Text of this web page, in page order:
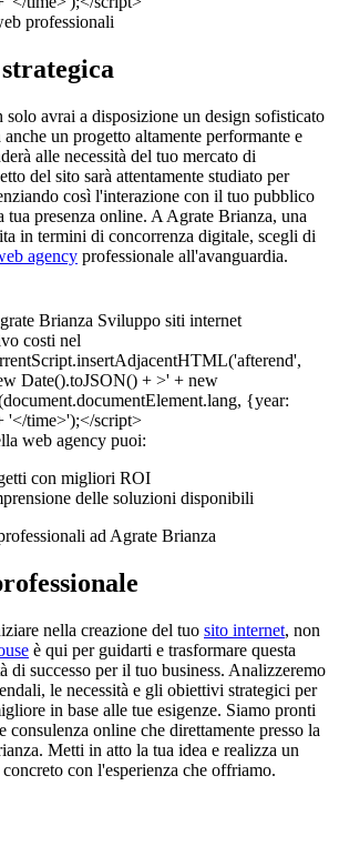
professionali
solo avrai a disposizione un design sofisticato
un progetto altamente performante e
alle necessità del tuo mercato di
del sito sarà attentamente studiato per
così l'interazione con il tuo pubblico
tua presenza online. A Agrate Brianza, una
in termini di concorrenza digitale, scegli di
agency professionale all'avanguardia.
web agency puoi:
con migliori ROI
delle soluzioni disponibili
ad Agrate Brianza
nella creazione del tuo sito internet, non
è qui per guidarti e trasformare questa
di successo per il tuo business. Analizzeremo
le necessità e gli obiettivi strategici per
in base alle tue esigenze. Siamo pronti
consulenza online che direttamente presso la
Metti in atto la tua idea e realizza un
con l'esperienza che offriamo.